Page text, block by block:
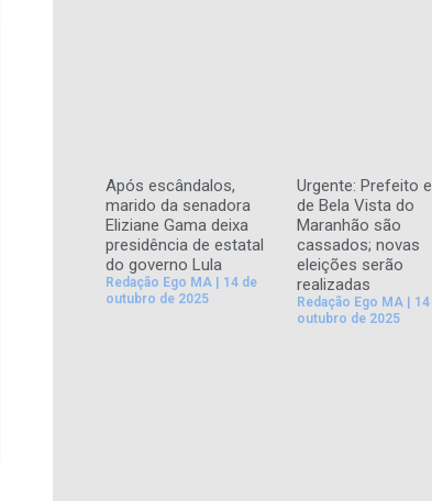
Após escândalos,
marido da senadora
Eliziane Gama deixa
presidência de estatal
do governo Lula
Redação Ego MA
14 de
outubro de 2025
Urgente: Prefeito
de Bela Vista do
Maranhão são
cassados; novas
eleições serão
realizadas
Redação Ego MA
outubro de 2025